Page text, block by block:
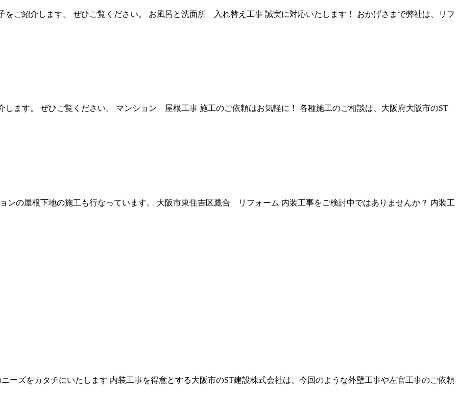
をご紹介します。 ぜひご覧ください。 お風呂と洗面所 入れ替え工事 誠実に対応いたします！ おかげさまで弊社は、リフ
します。 ぜひご覧ください。 マンション 屋根工事 施工のご依頼はお気軽に！ 各種施工のご相談は、大阪府大阪市のST
ンの屋根下地の施工も行なっています。 大阪市東住吉区鷹合 リフォーム 内装工事をご検討中ではありませんか？ 内装工
ーズをカタチにいたします 内装工事を得意とする大阪市のST建設株式会社は、今回のような外壁工事や左官工事のご依頼